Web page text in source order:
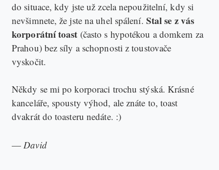
do situace, kdy jste už zcela nepoužitelní, kdy si
nevšimnete, že jste na uhel spálení. Stal se z vás
korporátní toast (často s hypotékou a domkem za
Prahou) bez síly a schopnosti z toustovače
vyskočit.
Někdy se mi po korporaci trochu stýská. Krásné
kanceláře, spousty výhod, ale znáte to, toast
dvakrát do toasteru nedáte. :)
—David